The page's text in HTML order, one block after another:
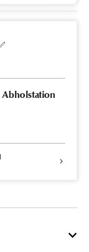
Abholstation